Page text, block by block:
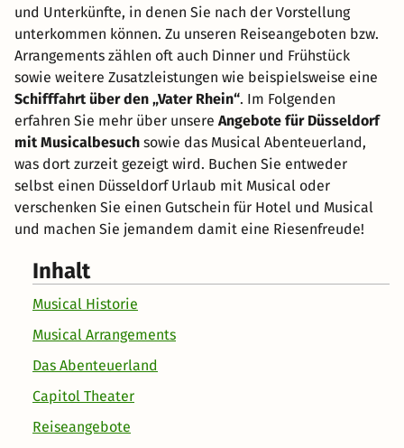
und Unterkünfte, in denen Sie nach der Vorstellung
unterkommen können. Zu unseren Reiseangeboten bzw.
Arrangements zählen oft auch Dinner und Frühstück
sowie weitere Zusatzleistungen wie beispielsweise eine
Schifffahrt über den „Vater Rhein“. Im Folgenden
erfahren Sie mehr über unsere Angebote für Düsseldorf
mit Musicalbesuch sowie das Musical Abenteuerland,
was dort zurzeit gezeigt wird. Buchen Sie entweder
selbst einen Düsseldorf Urlaub mit Musical oder
verschenken Sie einen Gutschein für Hotel und Musical
und machen Sie jemandem damit eine Riesenfreude!
Inhalt
Musical Historie
Musical Arrangements
Das Abenteuerland
Capitol Theater
Reiseangebote